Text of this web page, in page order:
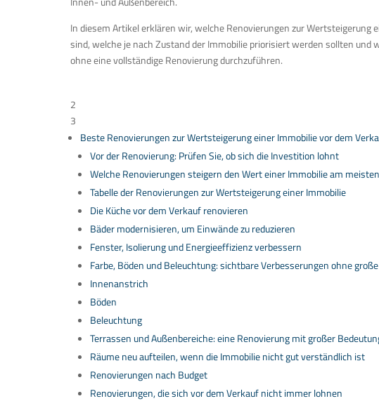
In diesem Artikel erklären wir, welche Renovierungen zur Wertsteigerung
sind, welche je nach Zustand der Immobilie priorisiert werden sollten
ohne eine vollständige Renovierung durchzuführen.
2
3
Beste Renovierungen zur Wertsteigerung einer Immobilie vor dem
Vor der Renovierung: Prüfen Sie, ob sich die Investition lohnt
Welche Renovierungen steigern den Wert einer Immobilie am
Tabelle der Renovierungen zur Wertsteigerung einer Immobilie
Die Küche vor dem Verkauf renovieren
Bäder modernisieren, um Einwände zu reduzieren
Fenster, Isolierung und Energieeffizienz verbessern
Farbe, Böden und Beleuchtung: sichtbare Verbesserungen ohne
Innenanstrich
Böden
Beleuchtung
Terrassen und Außenbereiche: eine Renovierung mit großer
Räume neu aufteilen, wenn die Immobilie nicht gut verständlich ist
Renovierungen nach Budget
Renovierungen, die sich vor dem Verkauf nicht immer lohnen